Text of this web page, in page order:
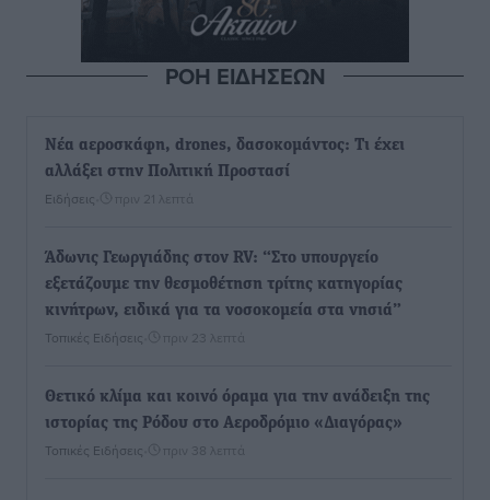
ΡΟΗ ΕΙΔΗΣΕΩΝ
Νέα αεροσκάφη, drones, δασοκομάντος: Τι έχει
αλλάξει στην Πολιτική Προστασί
Ειδήσεις πριν 21 λεπτά
Άδωνις Γεωργιάδης στον RV: “Στο υπουργείο
εξετάζουμε την θεσμοθέτηση τρίτης κατηγορίας
κινήτρων, ειδικά για τα νοσοκομεία στα νησιά”
Τοπικές Ειδήσεις πριν 23 λεπτά
Θετικό κλίμα και κοινό όραμα για την ανάδειξη της
ιστορίας της Ρόδου στο Αεροδρόμιο «Διαγόρας»
Τοπικές Ειδήσεις πριν 38 λεπτά